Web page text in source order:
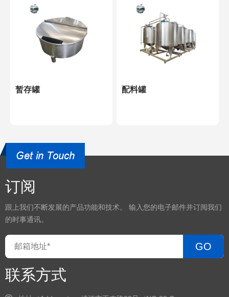
暂存罐 配料罐
订阅
跟上我们不断发展的产品功能和技术。 输入您的电子邮件并订阅我们
的时事通讯。
GO
联系方式